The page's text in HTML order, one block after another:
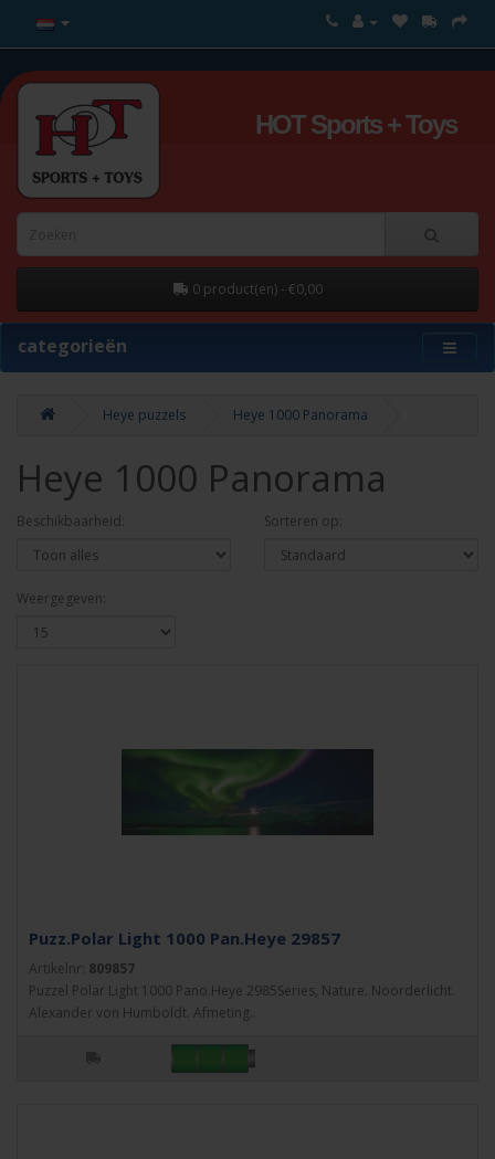
HOT Sports + Toys
0 product(en) - €0,00
categorieën
Heye puzzels Heye 1000 Panorama
Heye 1000 Panorama
Beschikbaarheid: Sorteren op:
Weergegeven:
Puzz.Polar Light 1000 Pan.Heye 29857
Artikelnr: 809857
Puzzel Polar Light 1000 Pano.Heye 2985Series, Nature. Noorderlicht.
Alexander von Humboldt. Afmeting..